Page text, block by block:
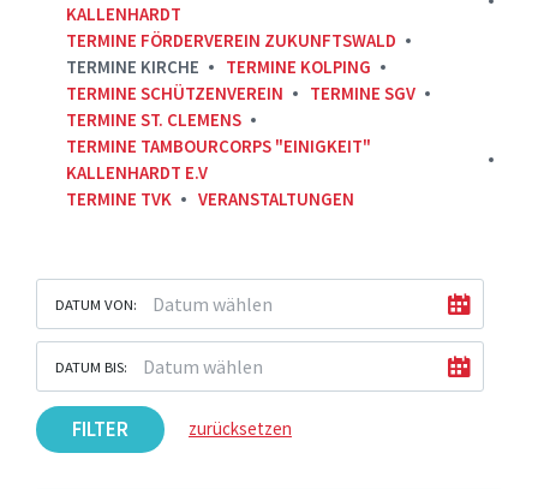
KALLENHARDT
TERMINE FÖRDERVEREIN ZUKUNFTSWALD
TERMINE KIRCHE
TERMINE KOLPING
TERMINE SCHÜTZENVEREIN
TERMINE SGV
TERMINE ST. CLEMENS
TERMINE TAMBOURCORPS "EINIGKEIT"
KALLENHARDT E.V
TERMINE TVK
VERANSTALTUNGEN
DATUM VON:
DATUM BIS:
FILTER zurücksetzen